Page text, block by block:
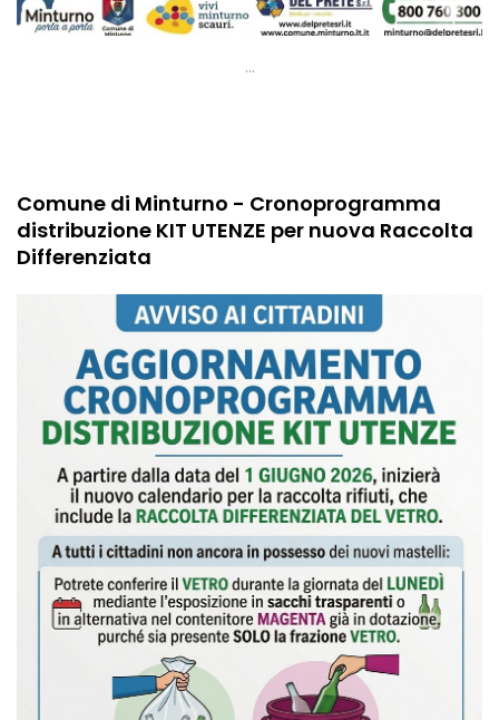
...
Comune di Minturno - Cronoprogramma
distribuzione KIT UTENZE per nuova Raccolta
Differenziata